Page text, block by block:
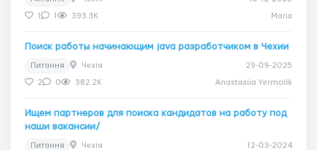
1 1 393.3K Maria
Поиск работы начинающим java разработчиком в Чехии
Питання Чехія 29-09-2025
2 0 382.2K Anastasiia Yermolik
Ищем партнеров для поиска кандидатов на работу под
наши вакансии/
Питання Чехія 12-03-2024